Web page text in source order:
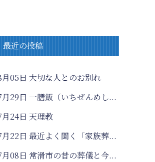
最近の投稿
05日 大切な人とのお別れ
29日 一膳飯（いちぜんめし...
24日 天理教
22日 最近よく聞く「家族葬...
08日 常滑市の昔の葬儀と今...